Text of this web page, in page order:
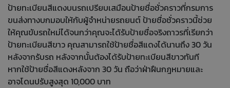
ป้ายทะเบียนสีแดงบนรถเปรียบเสมือนป้ายชื่อชั่วคราวที่กรมการ
ขนส่งทางบกมอบให้กับผู้จำหน่ายรถยนต์ ป้ายชื่อชั่วคราวนี้ช่วย
ให้คุณขับรถใหม่ได้จนกว่าคุณจะได้รับป้ายชื่อจริงถาวรที่เรียกว่า
ป้ายทะเบียนสีขาว คุณสามารถใช้ป้ายชื่อสีแดงได้นานถึง 30 วัน
หลังจากรับรถ หลังจากนั้นต้องได้รับป้ายทะเบียนสีขาวทันที
หากใช้ป้ายชื่อสีแดงหลังจาก 30 วัน ถือว่าฝ่าฝืนกฎหมายและ
อาจโดนปรับสูงสุด 10,000 บาท